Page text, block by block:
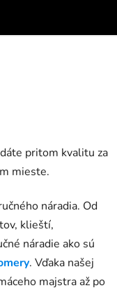
pritom kvalitu za
mieste.
náradia. Od
klieští,
náradie ako sú
. Vďaka našej
majstra až po